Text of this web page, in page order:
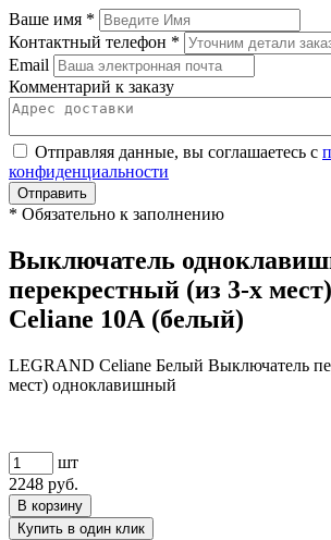
Ваше имя *
Контактный телефон *
Email
Комментарий к заказу
Отправляя данные, вы соглашаетесь с
конфиденциальности
Отправить
* Обязательно к заполнению
Выключатель
перекрестный (из 3-х
Celiane 10А (белый)
LEGRAND Celiane Белый Выключатель
мест) одноклавишный
шт
2248 руб.
В корзину
Купить в один клик